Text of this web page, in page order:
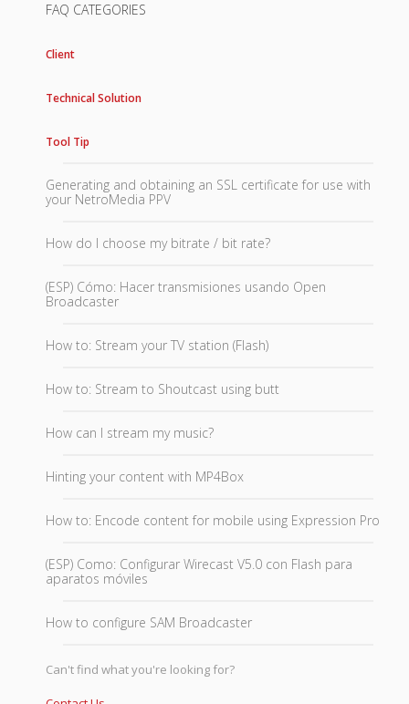
FAQ CATEGORIES
Client
Technical Solution
Tool Tip
Generating and obtaining an SSL certificate for use with
your NetroMedia PPV
How do I choose my bitrate / bit rate?
(ESP) Cómo: Hacer transmisiones usando Open
Broadcaster
How to: Stream your TV station (Flash)
How to: Stream to Shoutcast using butt
How can I stream my music?
Hinting your content with MP4Box
How to: Encode content for mobile using Expression Pro
(ESP) Como: Configurar Wirecast V5.0 con Flash para
aparatos móviles
How to configure SAM Broadcaster
Can't find what you're looking for?